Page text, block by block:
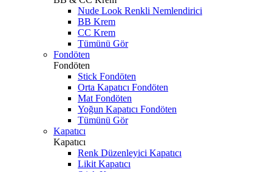
Nude Look Renkli Nemlendirici
BB Krem
CC Krem
Tümünü Gör
Fondöten
Fondöten
Stick Fondöten
Orta Kapatıcı Fondöten
Mat Fondöten
Yoğun Kapatıcı Fondöten
Tümünü Gör
Kapatıcı
Kapatıcı
Renk Düzenleyici Kapatıcı
Likit Kapatıcı